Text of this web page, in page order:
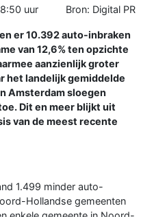
uur Bron: Digital PR
er 10.392 auto-inbraken
van 12,6% ten opzichte
aanzienlijk groter
het landelijk gemiddelde
Amsterdam sloegen
Dit en meer blijkt uit
van de meest recente
1.499 minder auto-
Hollandse gemeenten